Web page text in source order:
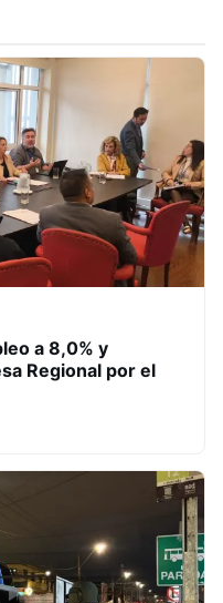
a 8,0% y
Regional por el